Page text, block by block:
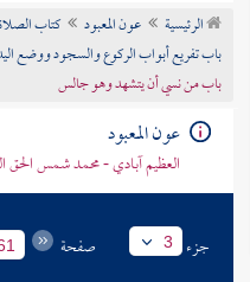
تراجم الأعلام
الرئيسية عون المعبود
كتاب
باب تفريع أبواب الركوع والسجود ووضع
باب من نسي أن يتشهد وهو جالس
عون المعبود
العظيم آبادي - محمد شمس الحق
جزء 3 صفحة